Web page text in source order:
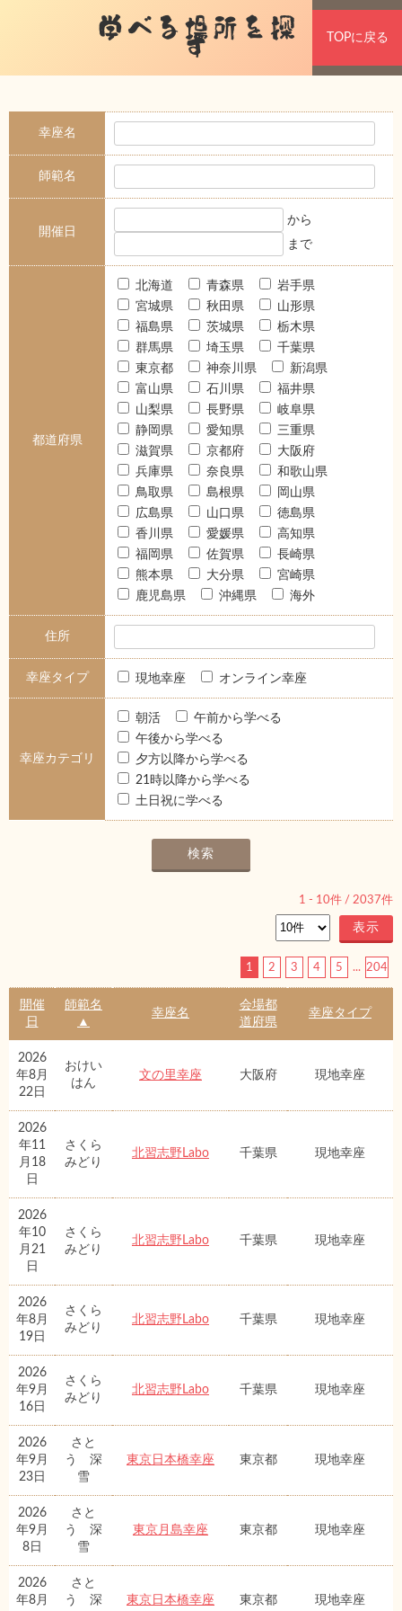
学べる場所を探
す TOPに戻る
幸座名
師範名
開催日
から
まで
都道府県
北海道 青森県
岩手県
宮城県
秋田県
山形県
福島県
茨城県
栃木県
群馬県
埼玉県
千葉県
東京都
神奈川県
新潟県
富山県
石川県
福井県
山梨県
長野県
岐阜県
静岡県
愛知県
三重県
滋賀県
京都府
大阪府
兵庫県
奈良県
和歌山県
鳥取県
島根県
岡山県
広島県
山口県
徳島県
香川県
愛媛県
高知県
福岡県
佐賀県
長崎県
熊本県
大分県
宮崎県
鹿児島県
沖縄県 海外
住所
幸座タイプ 現地幸座 オンライン幸座
幸座カテゴリ
朝活
午前から学べる
午後から学べる
夕方以降から学べる
21時以降から学べる
土日祝に学べる
1 - 10件 / 2037件
1 2 3 4 5 ... 204
開催
日
師範名
▲
幸座名
会場都
道府県
幸座タイプ
2026
年8月
22日
おけい
はん
文の里幸座 大阪府 現地幸座
2026
年11
月18
日
さくら
みどり
北習志野Labo 千葉県 現地幸座
2026
年10
月21
日
さくら
みどり
北習志野Labo 千葉県 現地幸座
2026
年8月
19日
さくら
みどり
北習志野Labo 千葉県 現地幸座
2026
年9月
16日
さくら
みどり
北習志野Labo 千葉県 現地幸座
2026
年9月
23日
さと
う 深
雪
東京日本橋幸座 東京都 現地幸座
2026
年9月
8日
さと
う 深
雪
東京月島幸座 東京都 現地幸座
2026
年8月
さと
う 深
東京日本橋幸座 東京都 現地幸座